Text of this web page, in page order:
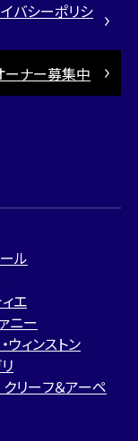
バシーポリシ
ーナー募集中
ル
エ
ニー
ウィンストン
クリーフ＆アーペ